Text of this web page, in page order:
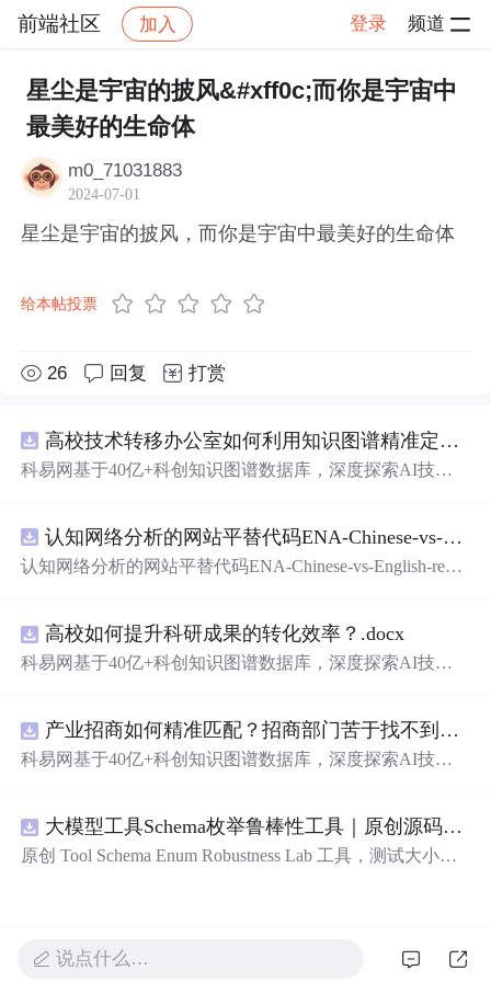
前端社区 加入 登录 频道
社区 前端社区 感慨 帖子详情
星尘是宇宙的披风&#xff0c;而你是宇宙中
最美好的生命体
m0_71031883
2024-07-01
星尘是宇宙的披风，而你是宇宙中最美好的生命体
给本帖投票
26 回复 打赏
高校技术转移办公室如何利用知识图谱精准定位产业需求与技术适配点？.docx
科易网基于40亿+科创知识图谱数据库，深度探索AI技术
新领域的AI+数智化解决方案，推动科技创新与产业创新
智能化发展。
认知网络分析的网站平替代码ENA-Chinese-vs-English-reproducible.zip
认知网络分析的网站平替代码ENA-Chinese-vs-English-repro
高校如何提升科研成果的转化效率？.docx
科易网基于40亿+科创知识图谱数据库，深度探索AI技术
新领域的AI+数智化解决方案，推动科技创新与产业创新
智能化发展。
产业招商如何精准匹配？招商部门苦于找不到符合产业链补链强链方向的目标企业怎么办？.docx
科易网基于40亿+科创知识图谱数据库，深度探索AI技术
新领域的AI+数智化解决方案，推动科技创新与产业创新
智能化发展。
大模型工具Schema枚举鲁棒性工具｜原创源码+测试+离线报告
原创 Tool Schema Enum Robustness Lab 工具，测试大小
真实运行效果图、README、运行说明、功能清单、MIT
License 及原创与授权声明。运行时零第三方依赖，不包含
说点什么…